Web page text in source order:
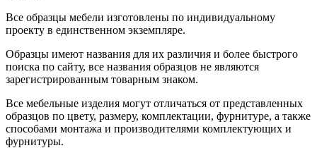
Все образцы мебели изготовлены по индивидуальному
проекту в единственном экземпляре.
Образцы имеют названия для их различия и более быстрого
поиска по сайту, все названия образцов не являются
зарегистрированным товарным знаком.
Все мебельные изделия могут отличаться от представленных
образцов по цвету, размеру, комплектации, фурнитуре, а также
способами монтажа и производителями комплектующих и
фурнитуры.